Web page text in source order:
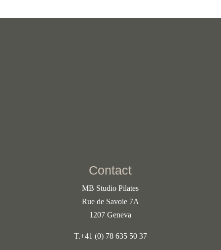
Contact
MB Studio Pilates
Rue de Savoie 7A
1207 Geneva
T.+41 (0) 78 635 50 37